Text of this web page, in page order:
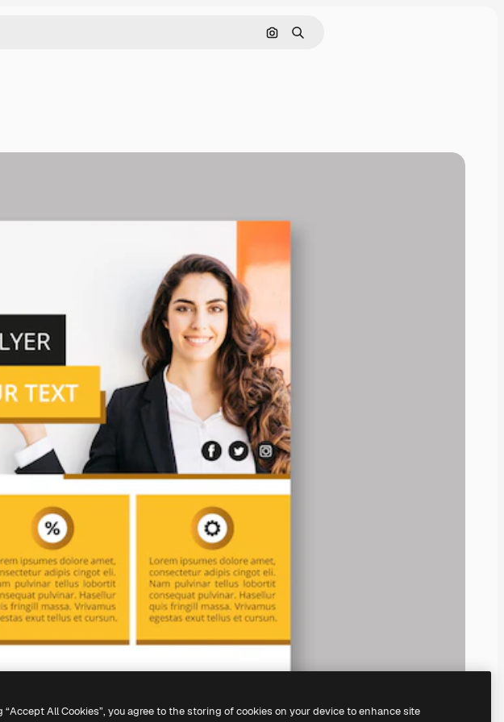
Pesquisar por imagem
Buscar
“Accept All Cookies”, you agree to the storing of cookies on your device to enhance site